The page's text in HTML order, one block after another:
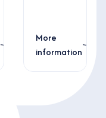
More
information